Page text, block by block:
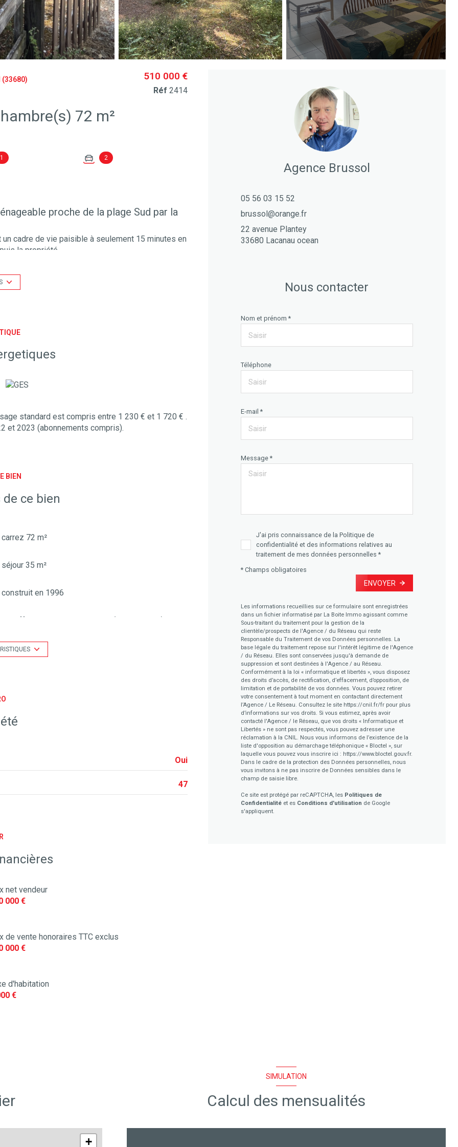
(33680)
Maison 4 pièce(s) 3 chambre(s) 72 m²
1 2
510 000 €
Réf 2414
proche de la plage Sud par la
cadre de vie paisible à seulement 15 minutes en
la propriété.
ou l’espace nécessaire pour
sont disponibles sur le site Géorisques
standard est compris entre 1 230 € et 1 720 € .
et 2023 (abonnements compris).
BIEN
ce bien
carrez 72 m²
séjour 35 m²
construit en 1996
Chauffage individuel : air pulsé (climatisation)
2 parking(s)
arboré
Oui
47
net vendeur
000 €
de vente honoraires TTC exclus
000 €
d'habitation
€
Agence Brussol
05 56 03 15 52
brussol@orange.fr
22 avenue Plantey
33680 Lacanau ocean
Nous contacter
Nom et prénom *
Téléphone
E-mail *
Message *
J'ai pris connaissance de la Politique de
confidentialité et des informations relatives au
traitement de mes données personnelles *
* Champs obligatoires
ENVOYER
Les informations recueillies sur ce formulaire sont enregistrées
dans un fichier informatisé par La Boite Immo agissant comme
Sous-traitant du traitement pour la gestion de la
clientèle/prospects de l'Agence / du Réseau qui reste
Responsable du Traitement de vos Données personnelles. La
base légale du traitement repose sur l'intérêt légitime de l'Agence
/ du Réseau. Elles sont conservées jusqu'à demande de
suppression et sont destinées à l'Agence / au Réseau.
Conformément à la loi « informatique et libertés », vous disposez
des droits d’accès, de rectification, d’effacement, d’opposition, de
limitation et de portabilité de vos données. Vous pouvez retirer
votre consentement à tout moment en contactant directement
l’Agence / Le Réseau. Consultez le site https://cnil.fr/frpour plus
d’informations sur vos droits. Si vous estimez, après avoir
contacté l'Agence / le Réseau, que vos droits « Informatique et
Libertés » ne sont pas respectés, vous pouvez adresser une
réclamation à la CNIL. Nous vous informons de l’existence de la
liste d'opposition au démarchage téléphonique « Bloctel », sur
laquelle vous pouvez vous inscrire ici : https://www.bloctel.gouv.fr.
Dans le cadre de la protection des Données personnelles, nous
vous invitons à ne pas inscrire de Données sensibles dans le
champ de saisie libre.
Ce site est protégé par reCAPTCHA, les Politiques de
Confidentialitéet es Conditions d'utilisation de Google
s'appliquent.
+
SIMULATION
Calcul des mensualités